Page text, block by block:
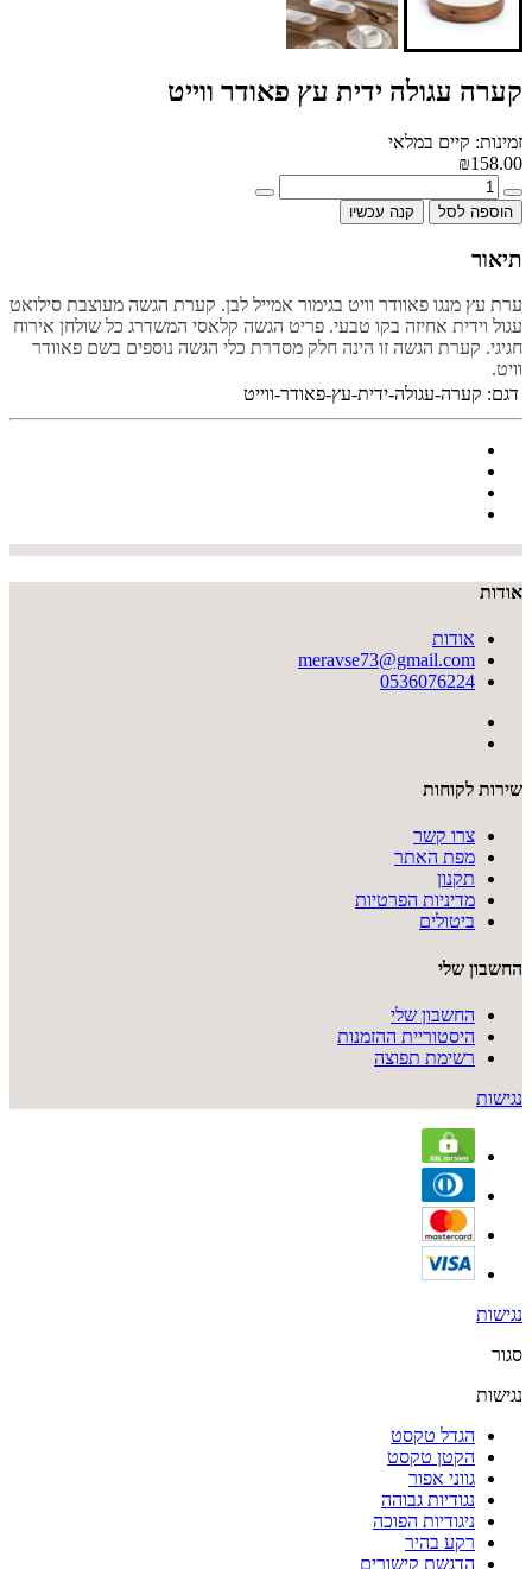
קערה עגולה ידית עץ פאודר ווייט
זמינות: קיים במלאי
₪158.00
הוספה לסל קנה עכשיו
תיאור
ערת עץ מנגו פאוודר וויט בגימור אמייל לבן. קערת הגשה מעוצבת סילואט
עגול וידית אחיזה בקו טבעי. פריט הגשה קלאסי המשדרג כל שולחן אירוח
חגיגי. קערת הגשה זו הינה חלק מסדרת כלי הגשה נוספים בשם פאוודר
וויט.
דגם: קערה-עגולה-ידית-עץ-פאודר-ווייט
אודות
אודות
meravse73@gmail.com
0536076224
שירות לקוחות
צרו קשר
מפת האתר
תקנון
מדיניות הפרטיות
ביטולים
החשבון שלי
החשבון שלי
היסטוריית ההזמנות
רשימת תפוצה
נגישות
נגישות
סגור
נגישות
הגדל טקסט
הקטן טקסט
גווני אפור
נגודיות גבוהה
ניגודיות הפוכה
רקע בהיר
הדגשת קישורים